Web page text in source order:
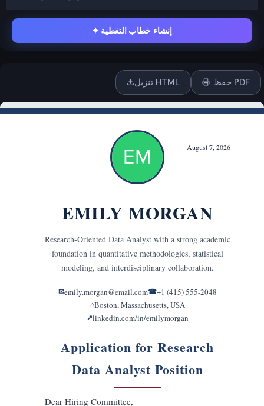
اسحب وأفلت أوانقر للرفع
PDF, DOCX, TXT
أو الصق النص
النمط والتنسيق
واثقة متحمسة رسمية ودية حوارية
تنفيذية شركاتية عصرية إبداعية
بسيطة
صادقة طموحة
تركز على النتائج
موجهة نحو القيادة
تقنية أكاديمية
خاصة بالشركات الناشئة
سردية مباشرة أنيقة
✦ إنشاء خطاب التغطية
تنزيل HTML حفظ PDF